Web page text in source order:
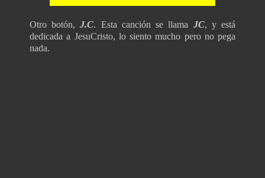
Otro botón,J.C. Esta canción se llama JC, y está
dedicada a JesuCristo, lo siento mucho pero no pega
nada.